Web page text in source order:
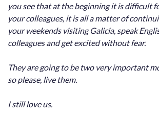
you see that at the beginning it is difficult
your colleagues, it is all a matter of
your weekends visiting Galicia, speak
colleagues and get excited without fear.
They are going to be two very important
so please, live them.
I still love us.